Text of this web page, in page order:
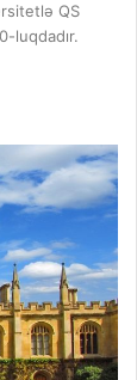
QS
luqdadır.